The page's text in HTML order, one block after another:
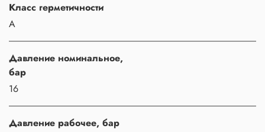
Класс герметичности
A
Давление номинальное,
бар
16
Давление рабочее, бар